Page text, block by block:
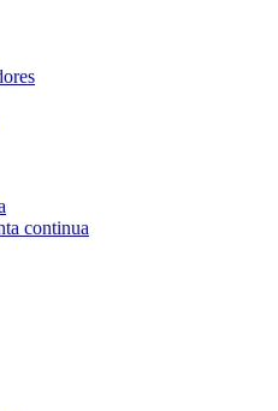
continua